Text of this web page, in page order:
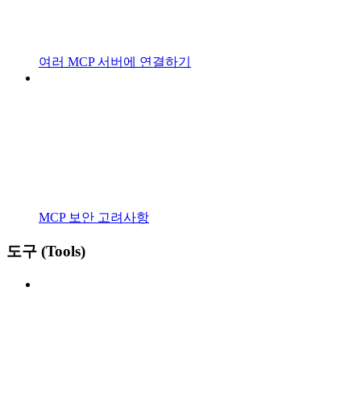
여러 MCP 서버에 연결하기
MCP 보안 고려사항
도구 (Tools)